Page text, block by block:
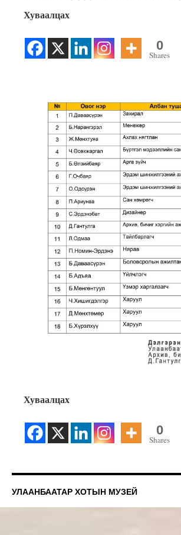
Хуваалцах
0
Shares
Хуваалцах
0
Shares
УЛААНБААТАР ХОТЫН МУЗЕЙ